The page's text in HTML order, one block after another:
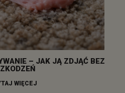
– JAK JĄ ZDJĄĆ BEZ
WIĘCEJ